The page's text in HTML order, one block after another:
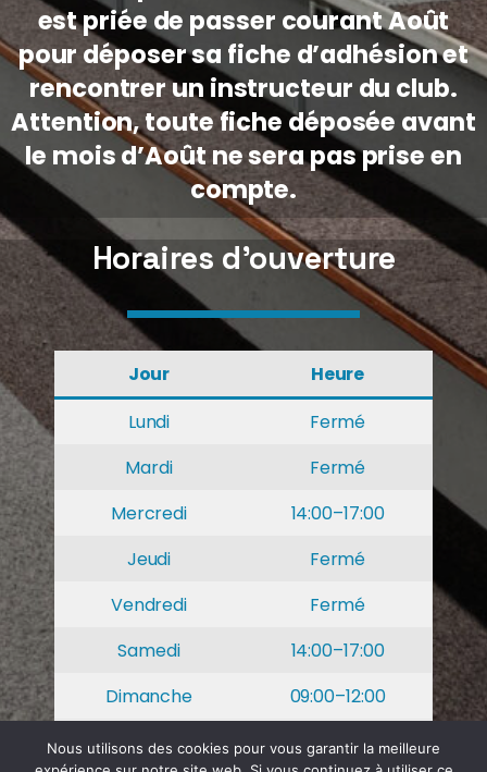
est priée de passer courant Août
pour déposer sa fiche d’adhésion et
rencontrer un instructeur du club.
Attention, toute fiche déposée avant
le mois d’Août ne sera pas prise en
compte.
Horaires d’ouverture
Jour
Heure
Lundi
Fermé
Mardi
Fermé
Mercredi
14:00–17:00
Jeudi
Fermé
Vendredi
Fermé
Samedi
14:00–17:00
Dimanche
09:00–12:00
CGU © Société CGV
Nous utilisons des cookies pour vous garantir la meilleure